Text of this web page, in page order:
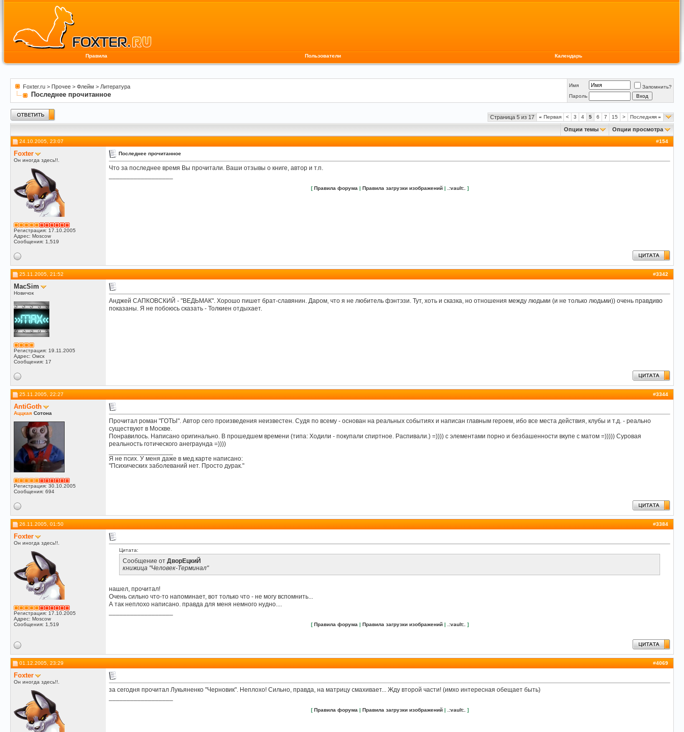
Правила Пользователи Календарь
Foxter.ru > Прочее > Флейм > Литература
Последнее прочитанное
Имя
Запомнить?
Пароль
Страница 5 из 17 « Первая < 3 4 5 6 7 15 > Последняя »
Опции темы Опции просмотра
24.10.2005, 23:07 #154
Foxter
Он иногда здесь!!.
Регистрация: 17.10.2005
Адрес: Moscow
Сообщения: 1,519
Последнее прочитанное
Что за последнее время Вы прочитали. Ваши отзывы о книге, автор и т.п.
[Правила форума | Правила загрузки изображений | .:vault:. ]
25.11.2005, 21:52 #3342
MacSim
Новичок
Регистрация: 19.11.2005
Адрес: Омск
Сообщения: 17
Анджей САПКОВСКИЙ - "ВЕДЬМАК". Хорошо пишет брат-славянин. Даром, что я не любитель фэнтэзи. Тут, хоть и сказка, но отношения между людьми (и не только людьми)) очень правдиво
показаны. Я не побоюсь сказать - Толкиен отдыхает.
25.11.2005, 22:27 #3344
AntiGoth
Аццкая Сотона
Регистрация: 30.10.2005
Сообщения: 694
Прочитал роман "ГОТЫ". Автор сего произведения неизвестен. Судя по всему - основан на реальных событиях и написан главным героем, ибо все места действия, клубы и т.д. - реально
существуют в Москве.
Понравилось. Написано оригинально. В прошедшем времени (типа: Ходили - покупали спиртное. Распивали.) =)))) с элементами порно и безбашенности вкупе с матом =))))) Суровая
реальность готического анеграунда =))))
Я не псих. У меня даже в мед.карте написано:
"Психических заболеваний нет. Просто дурак."
26.11.2005, 01:50 #3384
Foxter
Он иногда здесь!!.
Регистрация: 17.10.2005
Адрес: Moscow
Сообщения: 1,519
Цитата:
Сообщение от ДворЕцкиЙ
книжица "Человек-Терминал"
нашел, прочитал!
Очень сильно что-то напоминает, вот только что - не могу вспомнить...
А так неплохо написано. правда для меня немного нудно....
[Правила форума | Правила загрузки изображений | .:vault:. ]
01.12.2005, 23:29 #4069
Foxter
Он иногда здесь!!.
за сегодня прочитал Лукьяненко "Черновик". Неплохо! Сильно, правда, на матрицу смахивает... Жду второй части! (имхо интересная обещает быть)
[Правила форума | Правила загрузки изображений | .:vault:. ]